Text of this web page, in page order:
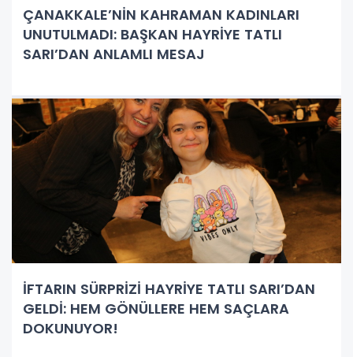
ÇANAKKALE’NİN KAHRAMAN KADINLARI
UNUTULMADI: BAŞKAN HAYRİYE TATLI
SARI’DAN ANLAMLI MESAJ
İFTARIN SÜRPRİZİ HAYRİYE TATLI SARI’DAN
GELDİ: HEM GÖNÜLLERE HEM SAÇLARA
DOKUNUYOR!